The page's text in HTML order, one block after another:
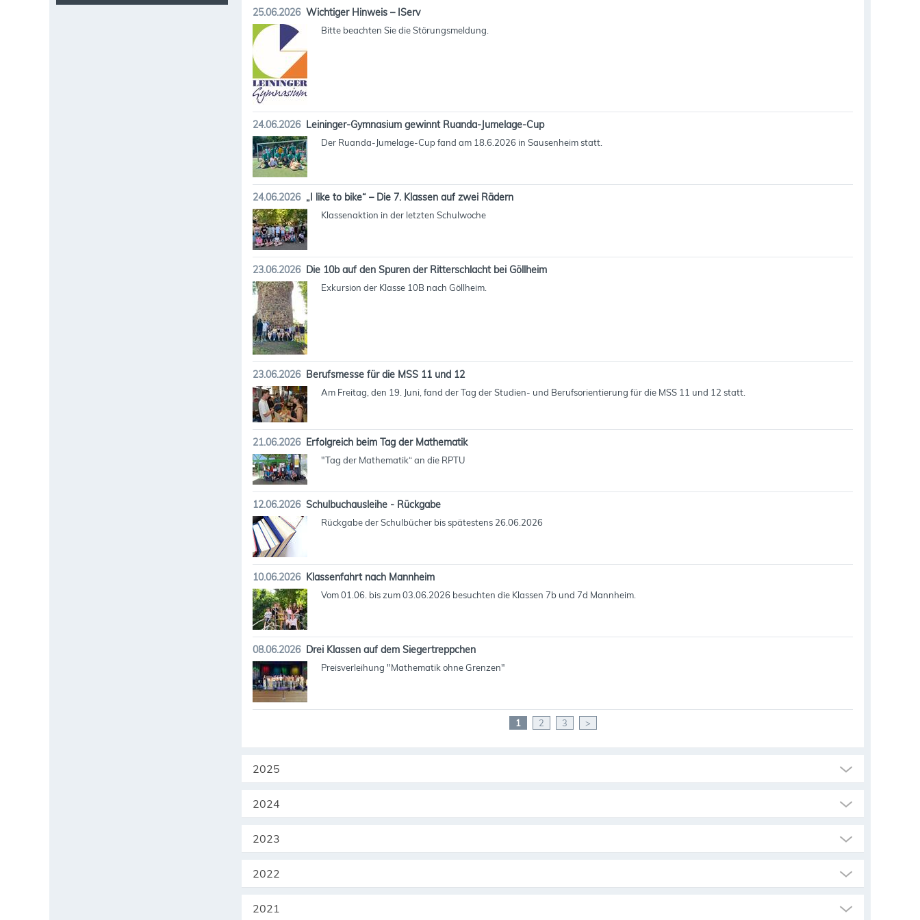
25.06.2026 Wichtiger Hinweis – IServ
Bitte beachten Sie die Störungsmeldung.
24.06.2026 Leininger-Gymnasium gewinnt Ruanda-Jumelage-Cup
Der Ruanda-Jumelage-Cup fand am 18.6.2026 in Sausenheim statt.
24.06.2026 „I like to bike“ – Die 7. Klassen auf zwei Rädern
Klassenaktion in der letzten Schulwoche
23.06.2026 Die 10b auf den Spuren der Ritterschlacht bei Göllheim
Exkursion der Klasse 10B nach Göllheim.
23.06.2026 Berufsmesse für die MSS 11 und 12
Am Freitag, den 19. Juni, fand der Tag der Studien- und Berufsorientierung für die MSS 11 und 12 statt.
21.06.2026 Erfolgreich beim Tag der Mathematik
"Tag der Mathematik“ an die RPTU
12.06.2026 Schulbuchausleihe - Rückgabe
Rückgabe der Schulbücher bis spätestens 26.06.2026
10.06.2026 Klassenfahrt nach Mannheim
Vom 01.06. bis zum 03.06.2026 besuchten die Klassen 7b und 7d Mannheim.
08.06.2026 Drei Klassen auf dem Siegertreppchen
Preisverleihung "Mathematik ohne Grenzen"
1 2 3 >
2025
2024
2023
2022
2021